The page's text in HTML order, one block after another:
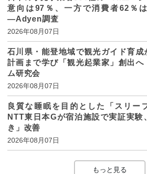
意向は97％、一方で消費者62％
―Adyen調査
2026年08月07日
石川県・能登地域で観光ガイド育成
計画まで学び「観光起業家」創出
ム研究会
2026年08月07日
良質な睡眠を目的とした「スリー
NTT東日本Gが宿泊施設で実証実験
き」改善
2026年08月07日
もっと見る